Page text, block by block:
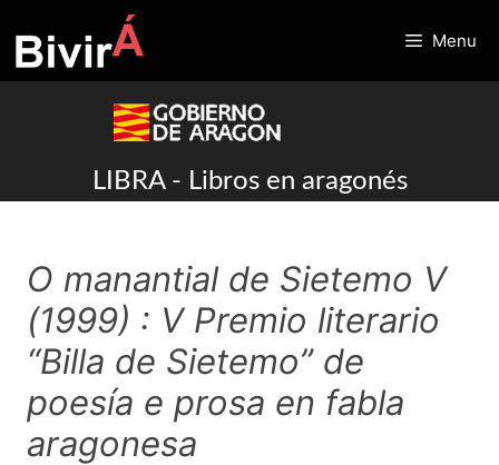
to
content
Menu
LIBRA - Libros en aragonés
O manantial de Sietemo V
(1999) : V Premio literario
“Billa de Sietemo” de
poesía e prosa en fabla
aragonesa